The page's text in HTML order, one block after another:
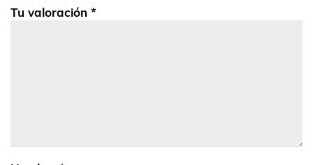
Tu valoración *